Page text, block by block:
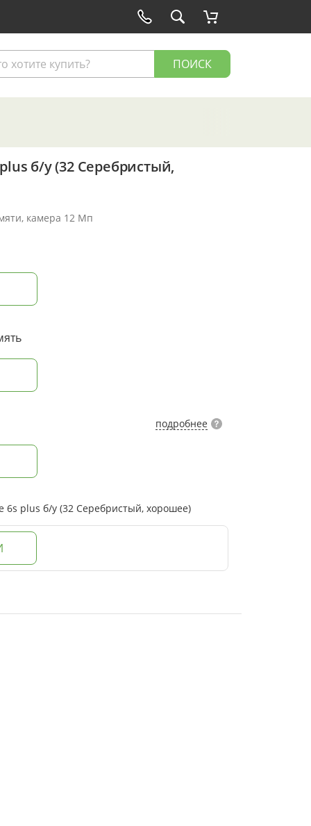
ПОИСК
б/у (32 Серебристый,
камера 12 Мп
подробнее
plus б/у (32 Серебристый, хорошее)